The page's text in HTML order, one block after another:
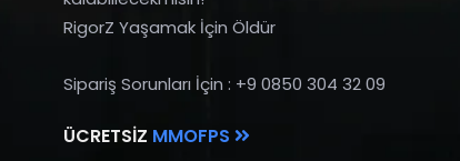
RigorZ Yaşamak İçin Öldür
Sipariş Sorunları İçin : +9 0850 304 32 09
ÜCRETSIZ MMOFPS